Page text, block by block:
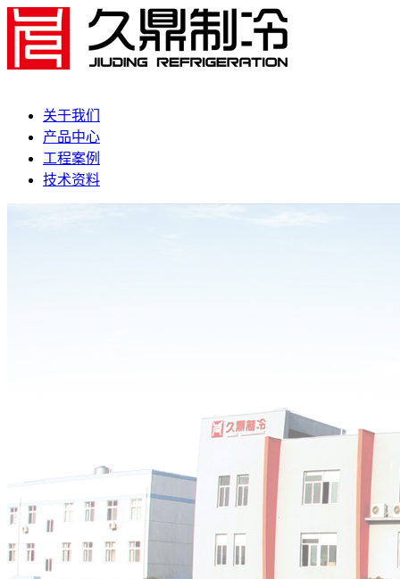
关于我们
产品中心
工程案例
技术资料